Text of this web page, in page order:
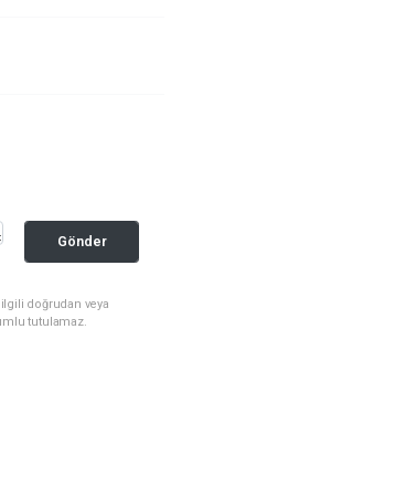
Gönder
doğrudan veya
tutulamaz.